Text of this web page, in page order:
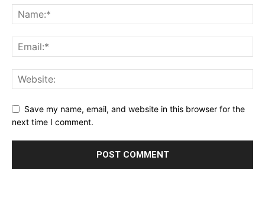
Save my name, email, and website in this browser for the
next time I comment.